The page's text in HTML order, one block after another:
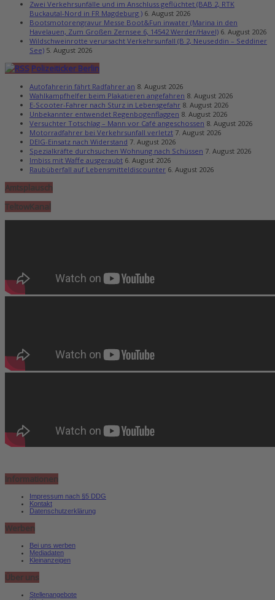
Zwei Verkehrsunfälle und im Anschluss geflüchtet (BAB 2, RTK
Buckautal-Nord in FR Magdeburg ) 6. August 2026
Bootsmotorengravur Messe Boot&Fun inwater (Marina in den
Havelauen, Zum Großen Zernsee 6, 14542 Werder/Havel) 6. August 2026
Wildschweinrotte verursacht Verkehrsunfall (B 2, Neuseddin – Seddiner
See) 5. August 2026
Polizeiticker Berlin
Autofahrerin fährt Radfahrer an 8. August 2026
Wahlkampfhelfer beim Plakatieren angefahren 8. August 2026
E-Scooter-Fahrer nach Sturz in Lebensgefahr 8. August 2026
Unbekannter entwendet Regenbogenflaggen 8. August 2026
Versuchter Totschlag – Mann vor Café angeschossen 8. August 2026
Motorradfahrer bei Verkehrsunfall verletzt 7. August 2026
DEIG-Einsatz nach Widerstand 7. August 2026
Spezialkräfte durchsuchen Wohnung nach Schüssen 7. August 2026
Imbiss mit Waffe ausgeraubt 6. August 2026
Raubüberfall auf Lebensmitteldiscounter 6. August 2026
Amtsplausch
TeltowKanal
Informationen
Impressum nach §5 DDG
Kontakt
Datenschutzerklärung
Werben
Bei uns werben
Mediadaten
Kleinanzeigen
Über uns
Stellenangebote